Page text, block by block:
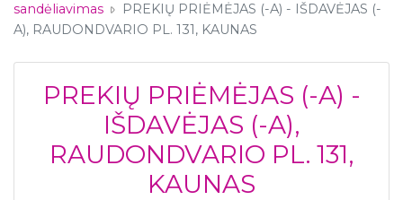
sandėliavimas
PREKIŲ PRIĖMĖJAS (-A) - IŠDAVĖJAS (-
A), RAUDONDVARIO PL. 131, KAUNAS
PREKIŲ PRIĖMĖJAS (-A) -
IŠDAVĖJAS (-A),
RAUDONDVARIO PL. 131,
KAUNAS